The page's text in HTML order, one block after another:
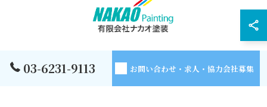
03-6231-9113 お問い合わせ・求人・協力会社募集
© 2026 東京都墨田区の外壁塗装なら有限会社ナカオ塗装 ALL RIGHTS
RESERVED.